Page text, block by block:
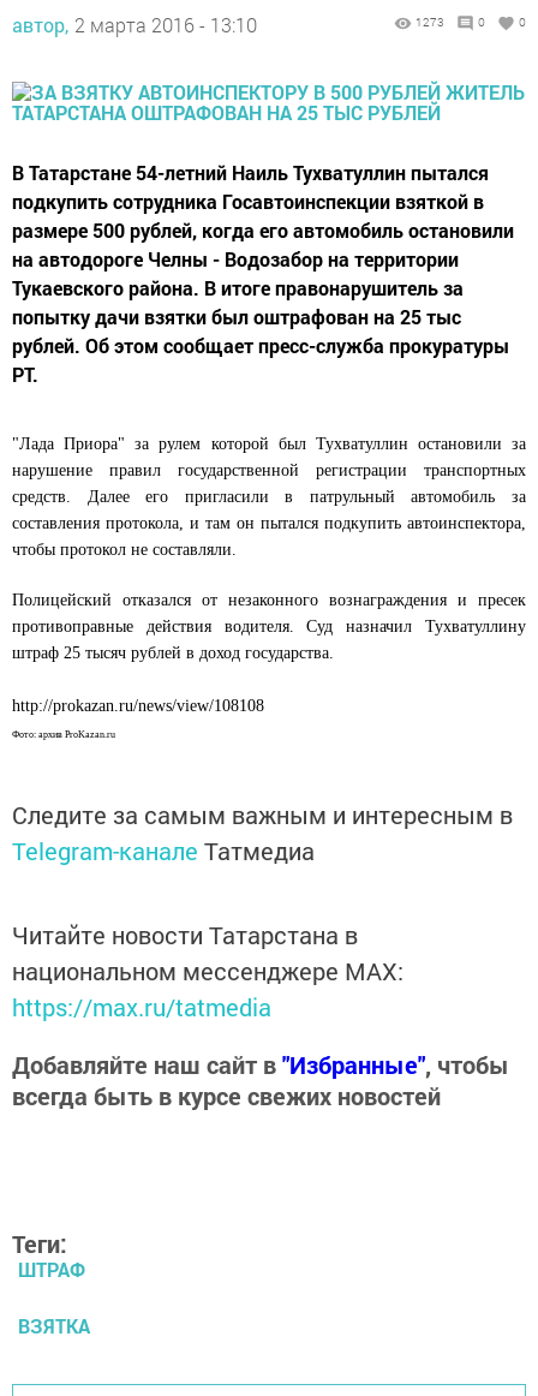
автор, 2 марта 2016 - 13:10 1273 0 0
В Татарстане 54-летний Наиль Тухватуллин пытался
подкупить сотрудника Госавтоинспекции взяткой в
размере 500 рублей, когда его автомобиль остановили
на автодороге Челны - Водозабор на территории
Тукаевского района. В итоге правонарушитель за
попытку дачи взятки был оштрафован на 25 тыс
рублей. Об этом сообщает пресс-служба прокуратуры
РТ.
"Лада Приора" за рулем которой был Тухватуллин остановили за
нарушение правил государственной регистрации транспортных
средств. Далее его пригласили в патрульный автомобиль за
составления протокола, и там он пытался подкупить автоинспектора,
чтобы протокол не составляли.
Полицейский отказался от незаконного вознаграждения и пресек
противоправные действия водителя. Суд назначил Тухватуллину
штраф 25 тысяч рублей в доход государства.
http://prokazan.ru/news/view/108108
Фото: архив ProKazan.ru
Следите за самым важным и интересным в
Telegram-канале Татмедиа
Читайте новости Татарстана в
национальном мессенджере MАХ:
https://max.ru/tatmedia
Добавляйте наш сайт в"Избранные", чтобы
всегда быть в курсе свежих новостей
Теги:
ШТРАФ
ВЗЯТКА